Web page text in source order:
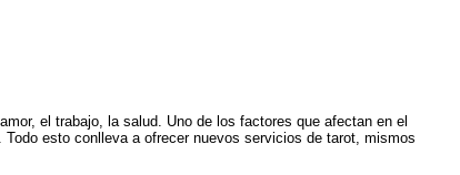
el trabajo, la salud. Uno de los factores que afectan en el
esto conlleva a ofrecer nuevos servicios de tarot, mismos